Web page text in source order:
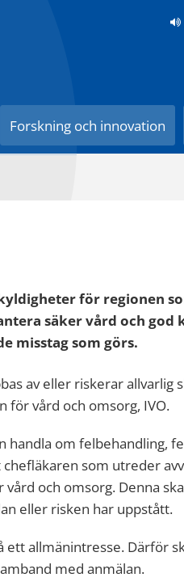
Forskning och innovation
för regionen
säker vård och god
misstag som görs.
av eller riskerar allvarlig
för vård och omsorg, IVO.
handla om felbehandling,
som utreder
och omsorg. Denna
eller risken har uppstått.
ett allmänintresse. Därför
med anmälan.